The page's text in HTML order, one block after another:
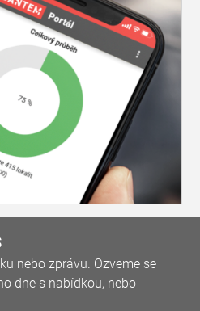
nebo zprávu. Ozveme se
dne s nabídkou, nebo